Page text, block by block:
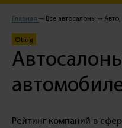
Главная Все автосалоны
Oting
Рейтинг компаний в